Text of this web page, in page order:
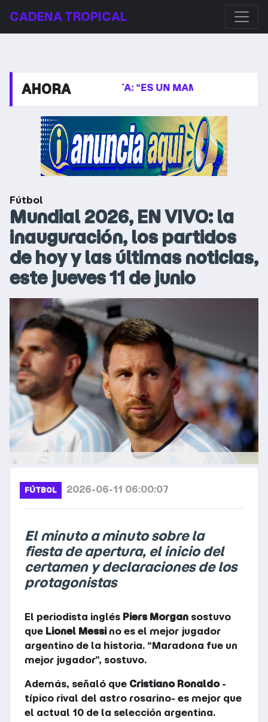
CADENA TROPICAL
AHORA
KIRCHNERISTA: “ES UN MAMARRACHO”
Fútbol
Mundial 2026, EN VIVO: la
inauguración, los partidos
de hoy y las últimas noticias,
este jueves 11 de junio
FÚTBOL 2026-06-11 06:00:07
El minuto a minuto sobre la
fiesta de apertura, el inicio del
certamen y declaraciones de los
protagonistas
El periodista inglés Piers Morgan sostuvo
que Lionel Messino es el mejor jugador
argentino de la historia. “Maradona fue un
mejor jugador”, sostuvo.
Además, señaló que Cristiano Ronaldo-
típico rival del astro rosarino- es mejor que
el actual 10 de la selección argentina.